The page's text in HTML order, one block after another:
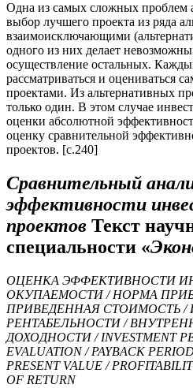
Одна из самых сложных проблем
выбор лучшего проекта из ряда
взаимоисключающими
одного из них делает
осуществление остальных.
рассматриваться и оцениваться
проектами. Из альтернативных
только один. В этом случае
оценки абсолютной
оценку сравнительной
проектов. [c.240]
Сравнительный
эффективности
проектов Текст
специальности «
ОЦЕНКА ЭФФЕКТИВНОСТИ
ОКУПАЕМОСТИ / НОРМА
ПРИВЕДЕННАЯ СТОИМОСТЬ /
РЕНТАБЕЛЬНОСТИ /
ДОХОДНОСТИ / INVESTMENT
EVALUATION / PAYBACK
PRESENT VALUE /
OF RETURN